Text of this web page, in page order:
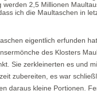
2,5 Millionen
ich die Maultaschen in
eigentlich erfunden
des Klosters
Sie zerkleinerten es und
zubereiten, es war
daraus kleine Portionen.